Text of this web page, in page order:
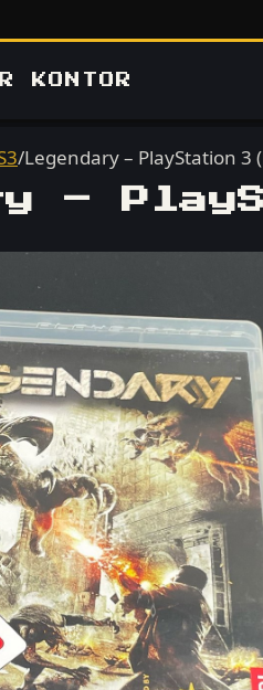
KONTOR
/Legendary – PlayStation 3
–